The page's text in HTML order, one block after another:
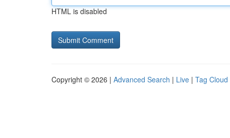
HTML is disabled
Copyright © 2026 | Advanced Search | Live | Tag Cloud